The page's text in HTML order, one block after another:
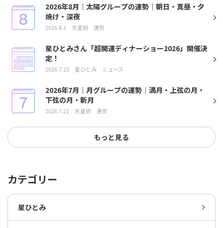
2026年8月｜太陽グループの運勢｜朝日・真昼・夕
焼け・深夜
2026.8.1 天星術 運気
星ひとみさん「超開運ディナーショー2026」開催決
定！
2026.7.23 星ひとみ ニュース
2026年7月｜月グループの運勢｜満月・上弦の月・
下弦の月・新月
2026.7.21 天星術 運気
もっと見る
カテゴリー
星ひとみ